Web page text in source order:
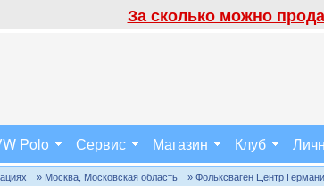
За сколько можно
Polo Сервис Магазин Клуб
» Москва, Московская область » Фольксваген Центр